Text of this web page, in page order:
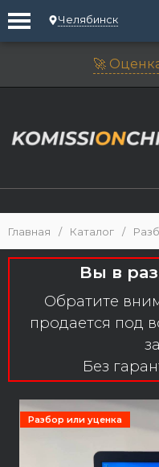
Челябинск
🚀
Главная / Каталог /
Вы в
Обратите
продается под
Без
Разбор или уценка